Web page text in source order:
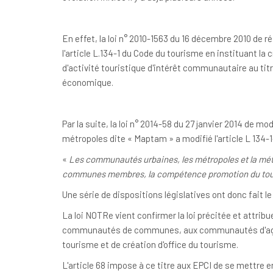
En effet, la loi n° 2010-1563 du 16 décembre 2010
l'article L.134-1 du Code du tourisme en instituant
d'activité touristique d'intérêt communautaire au
économique.
Par la suite, la loi n° 2014-58 du 27 janvier 2014 de
métropoles dite « Maptam » a modifié l'article L
« Les communautés urbaines, les métropoles et la
communes membres, la compétence promotion du
Une série de dispositions législatives ont donc fait le
La loi NOTRe vient confirmer la loi précitée et
communautés de communes, aux communautés
tourisme et de création d'office du tourisme.
L'article 68 impose à ce titre aux EPCI de se mettre